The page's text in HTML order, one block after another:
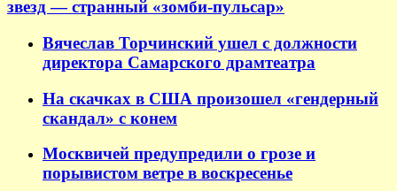
звезд — странный «зомби-пульсар»
Вячеслав Торчинский ушел с должности
директора Самарского драмтеатра
На скачках в США произошел «гендерный
скандал» с конем
Москвичей предупредили о грозе и
порывистом ветре в воскресенье